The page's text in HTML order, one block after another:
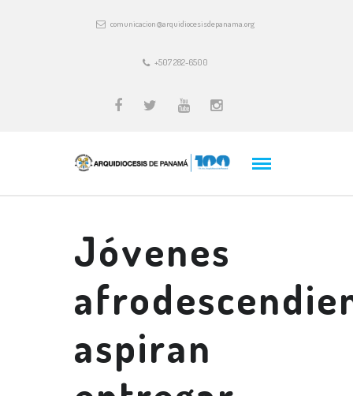
comunicacion@arquidiocesisdepanama.org
+507 282-6500
Jóvenes
aspiran